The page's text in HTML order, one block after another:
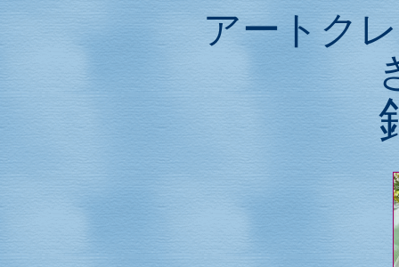
アートク